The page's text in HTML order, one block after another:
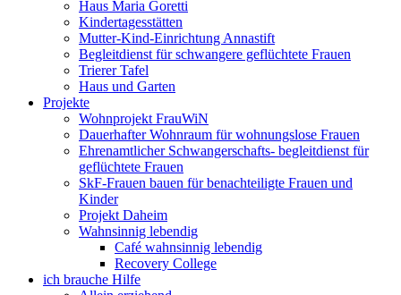
Haus Maria Goretti
Kindertagesstätten
Mutter-Kind-Einrichtung Annastift
Begleitdienst für schwangere geflüchtete Frauen
Trierer Tafel
Haus und Garten
Projekte
Wohnprojekt FrauWiN
Dauerhafter Wohnraum für wohnungslose Frauen
Ehrenamtlicher Schwangerschafts- begleitdienst für
geflüchtete Frauen
SkF-Frauen bauen für benachteiligte Frauen und
Kinder
Projekt Daheim
Wahnsinnig lebendig
Café wahnsinnig lebendig
Recovery College
ich brauche Hilfe